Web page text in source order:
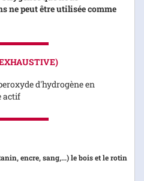
ne peut être utilisée comme
d'hydrogène en
actif
encre, sang,...) le bois et le rotin